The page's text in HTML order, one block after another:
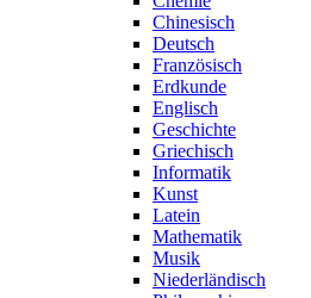
Chinesisch
Deutsch
Französisch
Erdkunde
Englisch
Geschichte
Griechisch
Informatik
Kunst
Latein
Mathematik
Musik
Niederländisch